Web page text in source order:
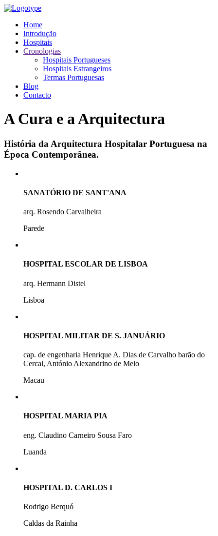
Home
Introdução
Hospitais
Cronologias
Hospitais Portugueses
Hospitais Estrangeiros
Termas Portuguesas
Blog
Contacto
A Cura e a Arquitectura
História da Arquitectura Hospitalar Portuguesa na
Época Contemporânea.
SANATÓRIO DE SANT'ANA
arq. Rosendo Carvalheira
Parede
HOSPITAL ESCOLAR DE LISBOA
arq. Hermann Distel
Lisboa
HOSPITAL MILITAR DE S. JANUÁRIO
cap. de engenharia Henrique A. Dias de Carvalho barão do
Cercal, António Alexandrino de Melo
Macau
HOSPITAL MARIA PIA
eng. Claudino Carneiro Sousa Faro
Luanda
HOSPITAL D. CARLOS I
Rodrigo Berquó
Caldas da Rainha